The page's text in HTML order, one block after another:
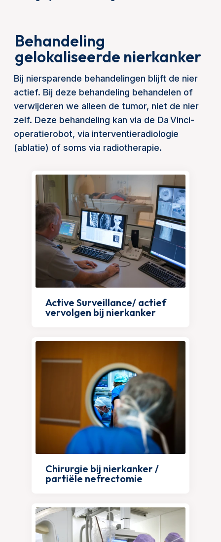
Behandeling
gelokaliseerde nierkanker
Bij niersparende behandelingen blijft de nier
actief. Bij deze behandeling behandelen of
verwijderen we alleen de tumor, niet de nier
zelf. Deze behandeling kan via de Da Vinci-
operatierobot, via interventieradiologie
(ablatie) of soms via radiotherapie.
Active Surveillance/ actief
vervolgen bij nierkanker
Chirurgie bij nierkanker /
partiële nefrectomie